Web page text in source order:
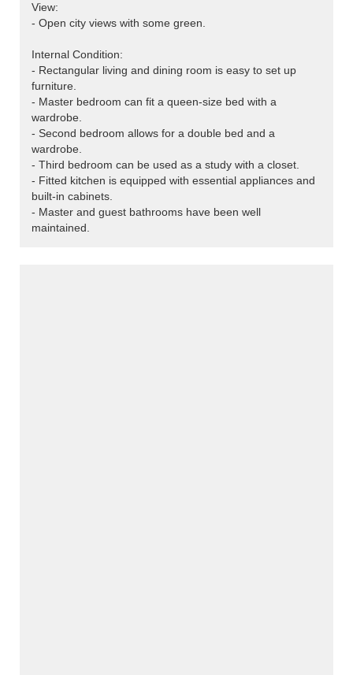
View:
- Open city views with some green.
Internal Condition:
- Rectangular living and dining room is easy to set up
furniture.
- Master bedroom can fit a queen-size bed with a
wardrobe.
- Second bedroom allows for a double bed and a
wardrobe.
- Third bedroom can be used as a study with a closet.
- Fitted kitchen is equipped with essential appliances and
built-in cabinets.
- Master and guest bathrooms have been well
maintained.